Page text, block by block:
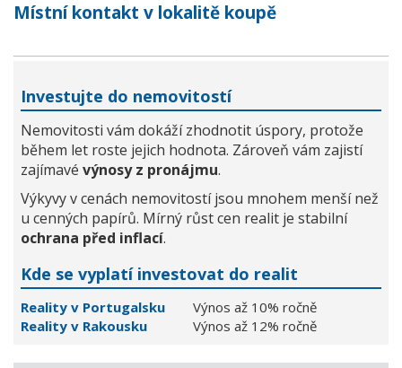
Místní kontakt v lokalitě koupě
Investujte do nemovitostí
Nemovitosti vám dokáží zhodnotit úspory, protože
během let roste jejich hodnota. Zároveň vám zajistí
zajímavé výnosy z pronájmu.
Výkyvy v cenách nemovitostí jsou mnohem menší než
u cenných papírů. Mírný růst cen realit je stabilní
ochrana před inflací.
Kde se vyplatí investovat do realit
Reality v Portugalsku
Výnos až 10% ročně
Reality v Rakousku
Výnos až 12% ročně